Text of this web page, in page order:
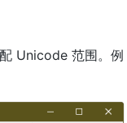
Unicode 范围。例